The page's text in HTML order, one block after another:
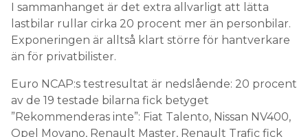
I sammanhanget är det extra allvarligt att lätta
lastbilar rullar cirka 20 procent mer än personbilar.
Exponeringen är alltså klart större för hantverkare
än för privatbilister.
Euro NCAP:s testresultat är nedslående: 20 procent
av de 19 testade bilarna fick betyget
”Rekommenderas inte”: Fiat Talento, Nissan NV400,
Opel Movano, Renault Master, Renault Trafic fick